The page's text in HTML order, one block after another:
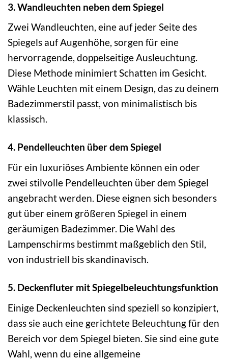
3. Wandleuchten neben dem Spiegel
Zwei Wandleuchten, eine auf jeder Seite des
Spiegels auf Augenhöhe, sorgen für eine
hervorragende, doppelseitige Ausleuchtung.
Diese Methode minimiert Schatten im Gesicht.
Wähle Leuchten mit einem Design, das zu deinem
Badezimmerstil passt, von minimalistisch bis
klassisch.
4. Pendelleuchten über dem Spiegel
Für ein luxuriöses Ambiente können ein oder
zwei stilvolle Pendelleuchten über dem Spiegel
angebracht werden. Diese eignen sich besonders
gut über einem größeren Spiegel in einem
geräumigen Badezimmer. Die Wahl des
Lampenschirms bestimmt maßgeblich den Stil,
von industriell bis skandinavisch.
5. Deckenfluter mit Spiegelbeleuchtungsfunktion
Einige Deckenleuchten sind speziell so konzipiert,
dass sie auch eine gerichtete Beleuchtung für den
Bereich vor dem Spiegel bieten. Sie sind eine gute
Wahl, wenn du eine allgemeine